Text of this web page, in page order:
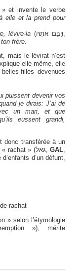
et invente le verbe
elle et la prend pour
lévire-la
frère
mais le lévirat n’est
elle-même, elle
filles devenues
puissent devenir vos
je dirais: J’ai de
un mari, et que
eussent grandi,
donc transférée à un
) qui a droit de « rachat » (גאל,GAL,
d’un défunt,
rachat
» selon l’étymologie
»), mérite